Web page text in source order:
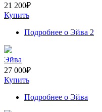
21 200₽
Купить
Подробнее о Эйва 2
Эйва
27 000₽
Купить
Подробнее о Эйва